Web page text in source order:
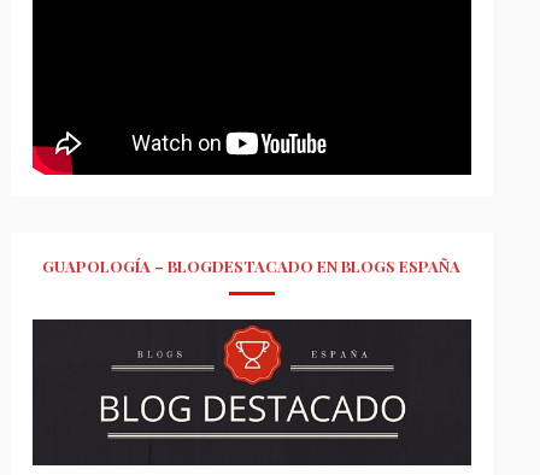
GUAPOLOGÍA – BLOGDESTACADO EN BLOGS ESPAÑA